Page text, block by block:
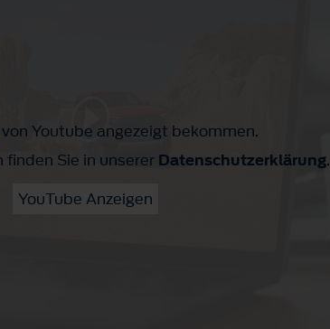
Youtube angezeigt bekommen.
Sie in unserer Datenschutzerklärung.
YouTube Anzeigen